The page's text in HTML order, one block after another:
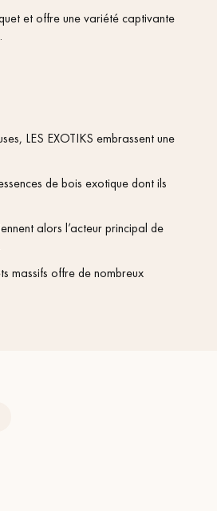
et offre une variété captivante
LES EXOTIKS embrassent une
de bois exotique dont ils
alors l’acteur principal de
massifs offre de nombreux